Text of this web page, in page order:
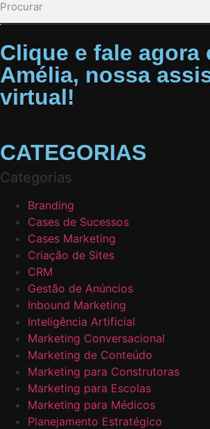
Clique e fale agora
Amélia, nossa
virtual!
CATEGORIAS
Categorias
Branding
Cases de Sucessos
Cases Marketing
Criação de Sites
CRM
Gestão de Anúncios
Inbound Marketing
Inteligência Artificial
Marketing Conversacional
Marketing de Conteúdo
Marketing para Construtoras
Marketing para Escolas
Marketing para Médicos
Planejamento Estratégico